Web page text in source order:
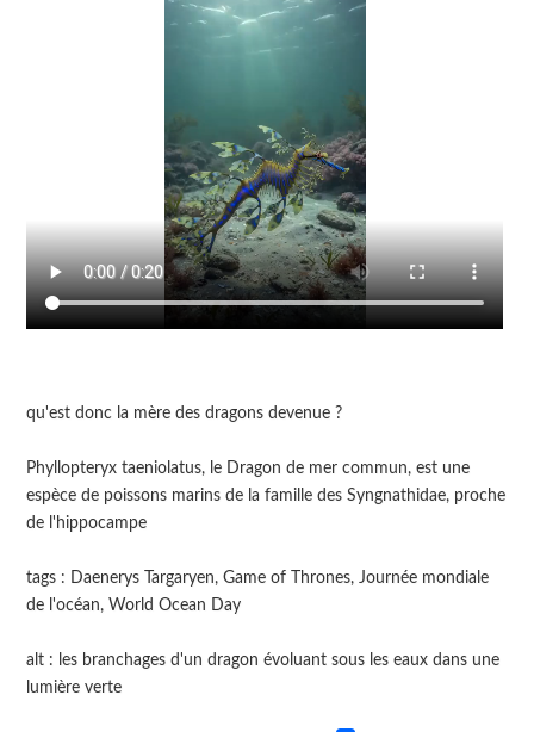
qu'est donc la mère des dragons devenue ?
Phyllopteryx taeniolatus, le Dragon de mer commun, est une
espèce de poissons marins de la famille des Syngnathidae, proche
de l'hippocampe
tags : Daenerys Targaryen, Game of Thrones, Journée mondiale
de l'océan, World Ocean Day
alt : les branchages d'un dragon évoluant sous les eaux dans une
lumière verte